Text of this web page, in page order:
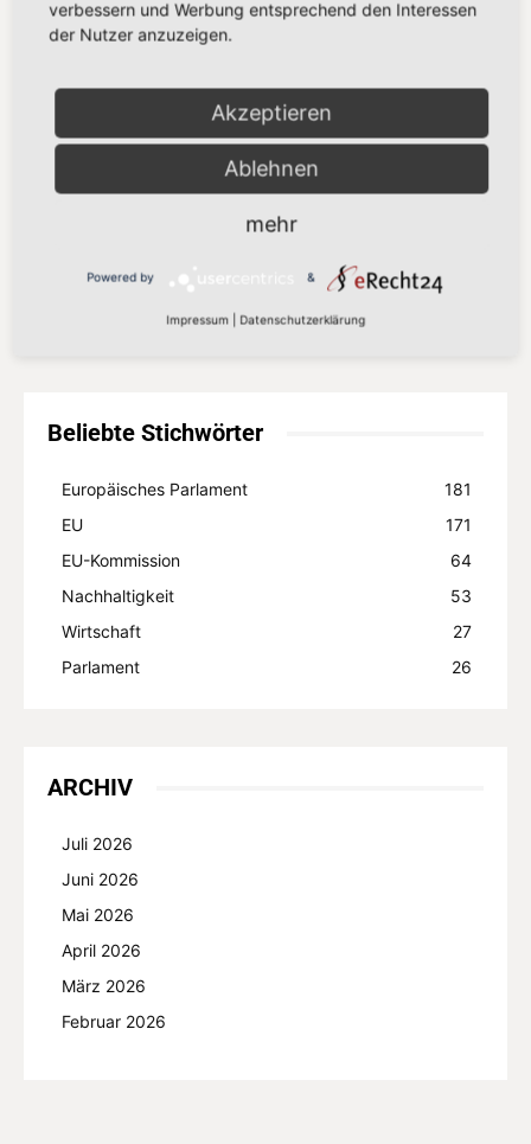
im Netz verdient mehr als eine
Übergangslösung“
8. Juli 2026
„Europa setzt auf Partnerschaft statt
Mehr laden
Beliebte Stichwörter
Europäisches Parlament
181
EU
171
EU-Kommission
64
Nachhaltigkeit
53
Wirtschaft
27
Parlament
26
ARCHIV
Juli 2026
Juni 2026
Mai 2026
April 2026
März 2026
Februar 2026
verbessern und Werbung entsprechend den Interessen
der Nutzer anzuzeigen.
Akzeptieren
Ablehnen
mehr
Powered by &
Impressum Datenschutzerklärung